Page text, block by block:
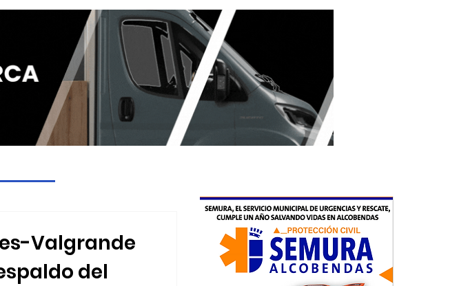
Valgrande
del